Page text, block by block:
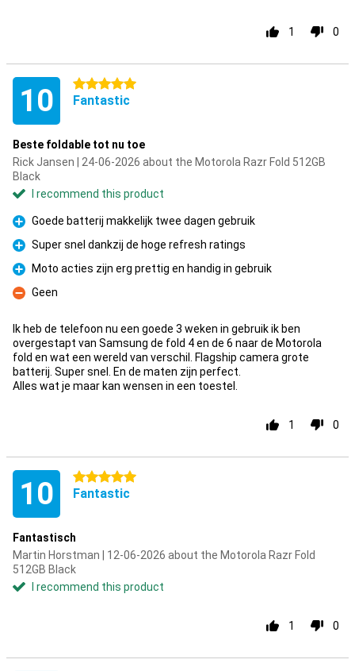
1 0
10 5 stars
Fantastic
Beste foldable tot nu toe
Rick Jansen | 24-06-2026 about the Motorola Razr Fold 512GB
Black
I recommend this product
Pro
Goede batterij makkelijk twee dagen gebruik
Pro
Super snel dankzij de hoge refresh ratings
Pro
Moto acties zijn erg prettig en handig in gebruik
Con
Geen
Ik heb de telefoon nu een goede 3 weken in gebruik ik ben
overgestapt van Samsung de fold 4 en de 6 naar de Motorola
fold en wat een wereld van verschil. Flagship camera grote
batterij. Super snel. En de maten zijn perfect.
Alles wat je maar kan wensen in een toestel.
1 0
10 5 stars
Fantastic
Fantastisch
Martin Horstman | 12-06-2026 about the Motorola Razr Fold
512GB Black
I recommend this product
1 0